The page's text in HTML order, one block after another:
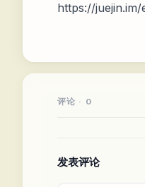
https://
评论 · 0
发表评论